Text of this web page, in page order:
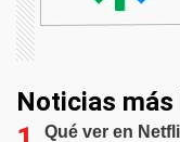
Noticias más
Qué ver en